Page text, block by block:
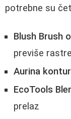
potrebne su
Blush Brush
previše
Aurina
EcoTools
prelaz